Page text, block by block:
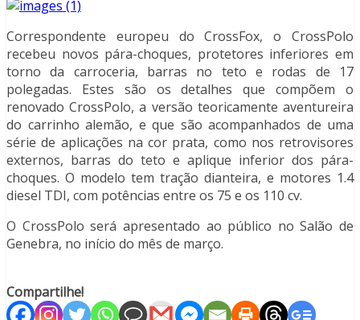
Correspondente europeu do CrossFox, o CrossPolo
recebeu novos pára-choques, protetores inferiores em
torno da carroceria, barras no teto e rodas de 17
polegadas. Estes são os detalhes que compõem o
renovado CrossPolo, a versão teoricamente aventureira
do carrinho alemão, e que são acompanhados de uma
série de aplicações na cor prata, como nos retrovisores
externos, barras do teto e aplique inferior dos pára-
choques. O modelo tem tração dianteira, e motores 1.4
diesel TDI, com potências entre os 75 e os 110 cv.
O CrossPolo será apresentado ao público no Salão de
Genebra, no início do mês de março.
Compartilhe!